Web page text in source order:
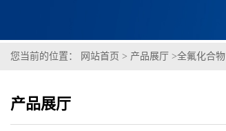
您当前的位置： 网站首页 > 产品展厅 >全氟化合物
产品展厅